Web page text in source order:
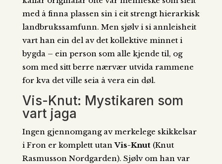
med å finna plassen sin i eit strengt hierarkisk
landbrukssamfunn. Men sjølv i si annleisheit
vart han ein del av det kollektive minnet i
bygda – ein person som alle kjende til, og
som med sitt berre nærvær utvida rammene
for kva det ville seia å vera ein døl.
Vis-Knut: Mystikaren som
vart jaga
Ingen gjennomgang av merkelege skikkelsar
i Fron er komplett utanVis-Knut(Knut
Rasmusson Nordgarden). Sjølv om han var